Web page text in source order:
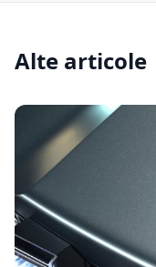
Alte articole